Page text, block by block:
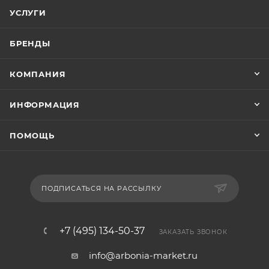
УСЛУГИ
БРЕНДЫ
КОМПАНИЯ
ИНФОРМАЦИЯ
ПОМОЩЬ
ПОДПИСАТЬСЯ НА РАССЫЛКУ
+7 (495) 134-50-37 ЗАКАЗАТЬ ЗВОНОК
info@arbonia-market.ru